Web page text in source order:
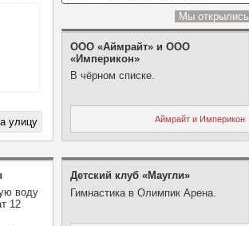
воду
12
Мы открылись
ООО «Аймрайт» и ООО
«Империкон»
В чёрном списке.
Аймрайт и Империкон
Детский клуб «Маугли»
Гимнастика в Олимпик Арена.